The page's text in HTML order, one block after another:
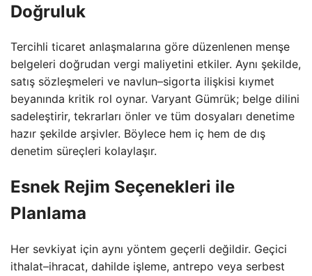
Doğruluk
Tercihli ticaret anlaşmalarına göre düzenlenen menşe
belgeleri doğrudan vergi maliyetini etkiler. Aynı şekilde,
satış sözleşmeleri ve navlun–sigorta ilişkisi kıymet
beyanında kritik rol oynar. Varyant Gümrük; belge dilini
sadeleştirir, tekrarları önler ve tüm dosyaları denetime
hazır şekilde arşivler. Böylece hem iç hem de dış
denetim süreçleri kolaylaşır.
Esnek Rejim Seçenekleri ile
Planlama
Her sevkiyat için aynı yöntem geçerli değildir. Geçici
ithalat–ihracat, dahilde işleme, antrepo veya serbest